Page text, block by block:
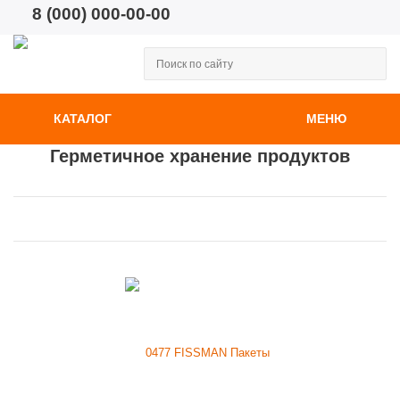
8 (000) 000-00-00
КАТАЛОГ МЕНЮ
Герметичное хранение продуктов